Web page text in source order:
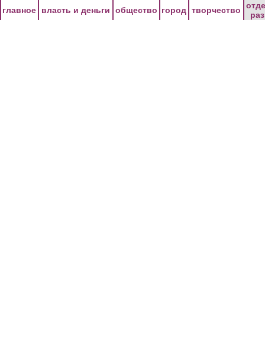
главное власть и деньги общество город творчество